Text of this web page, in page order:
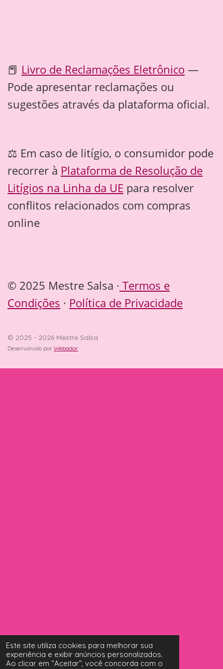
Este site utiliza cookies para melhorar sua
experiência e exibir anúncios personalizados.
Ao clicar em “Aceitar”, você concorda com o
📕 Livro de Reclamações Eletrônico —
Pode apresentar reclamações ou
sugestões através da plataforma oficial.
⚖️ Em caso de litígio, o consumidor pode
recorrer à Plataforma de Resolução de
Litígios na Linha da UE para resolver
conflitos relacionados com compras
online
© 2025 Mestre Salsa · Termos e
Condições · Política de Privacidade
© 2025 - 2026 Mestre Salsa
Desenvolvido por Webador